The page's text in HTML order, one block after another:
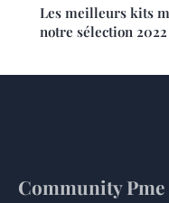
Les meilleurs kits
notre sélection 2022
Community Pme